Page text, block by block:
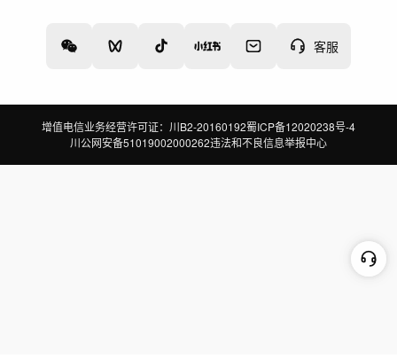
客服
增值电信业务经营许可证：川B2-20160192蜀ICP备12020238号-4
川公网安备51019002000262违法和不良信息举报中心